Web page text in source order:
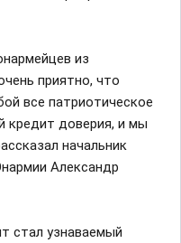
из
приятно, что
все патриотическое
кредит доверия, и мы
начальник
Александр
стал узнаваемый